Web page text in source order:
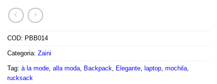
COD: PBB014
Categoria: Zaini
Tag: à la mode, alla moda, Backpack, Elegante, laptop, mochila,
rucksack